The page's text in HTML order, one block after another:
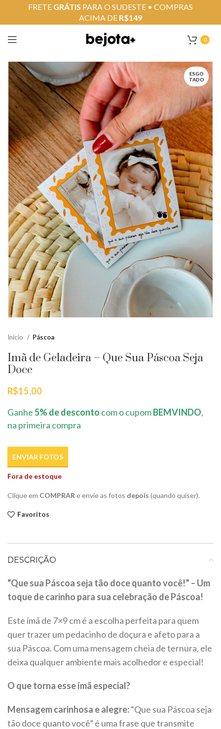
0
ESGO
TADO
Início Páscoa
Imã de Geladeira – Que Sua Páscoa Seja
Doce
R$15,00
Ganhe5% de desconto com o cupomBEMVINDO,
na primeira compra
ENVIAR FOTOS
Fora de estoque
Clique em COMPRAR e envie as fotos depois (quando quiser).
Favoritos
DESCRIÇÃO
“Que sua Páscoa seja tão doce quanto você!” – Um
toque de carinho para sua celebração de Páscoa!
Este ímã de 7×9 cm é a escolha perfeita para quem
quer trazer um pedacinho de doçura e afeto para a
sua Páscoa. Com uma mensagem cheia de ternura, ele
deixa qualquer ambiente mais acolhedor e especial!
O que torna esse ímã especial?
Mensagem carinhosa e alegre:“Que sua Páscoa seja
tão doce quanto você” é uma frase que transmite
FRETE GRÁTIS PARA O SUDESTE • COMPRAS
ACIMA DE R$149